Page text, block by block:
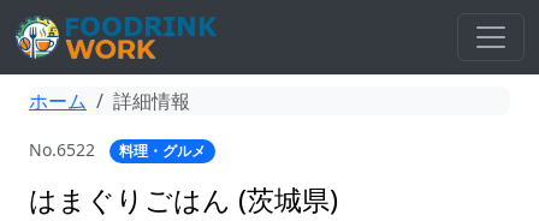
ホーム 詳細情報
No.6522 料理・グルメ
はまぐりごはん (茨城県)